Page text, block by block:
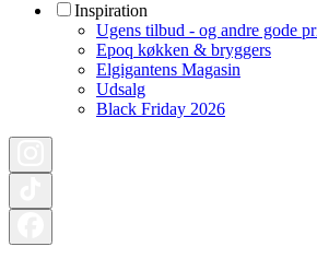
Inspiration
Ugens tilbud - og andre gode
Epoq køkken & bryggers
Elgigantens Magasin
Udsalg
Black Friday 2026